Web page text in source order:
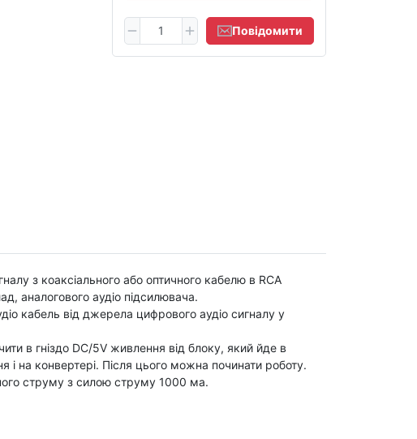
Повідомити
з коаксіального або оптичного кабелю в RCA
аналогового аудіо підсилювача.
кабель від джерела цифрового аудіо сигналу у
в гніздо DC/5V живлення від блоку, який йде в
і на конвертері. Після цього можна починати роботу.
струму з силою струму 1000 ма.